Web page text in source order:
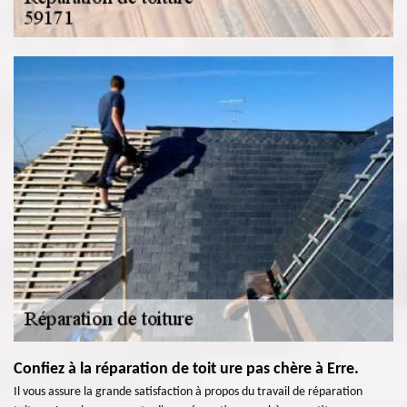
Confiez à la réparation de toit ure pas chère à Erre.
Il vous assure la grande satisfaction à propos du travail de réparation